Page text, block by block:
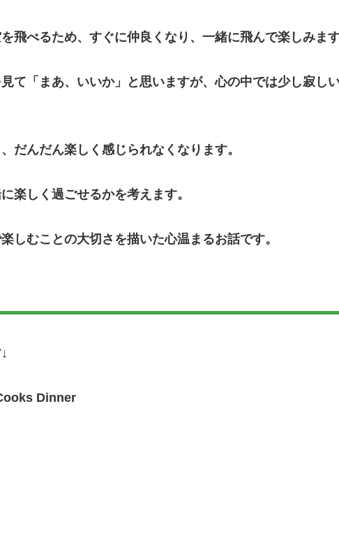
飛べるため、すぐに仲良くなり、一緒に飛んで楽しみま
て「まあ、いいか」と思いますが、心の中では少し寂し
だんだん楽しく感じられなくなります。
楽しく過ごせるかを考えます。
しむことの大切さを描いた心温まるお話です。
Dinner